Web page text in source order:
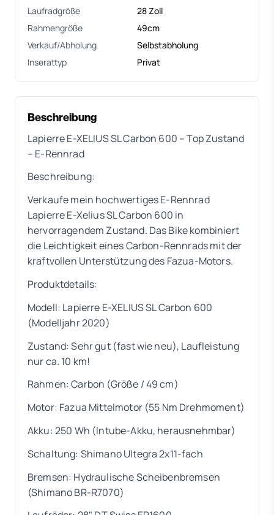
Laufradgröße
28 Zoll
Rahmengröße
49cm
Verkauf/Abholung
Selbstabholung
Inserattyp
Privat
Beschreibung
Lapierre E-XELIUS SL Carbon 600 – Top Zustand
– E-Rennrad
Beschreibung:
Verkaufe mein hochwertiges E-Rennrad
Lapierre E-Xelius SL Carbon 600 in
hervorragendem Zustand. Das Bike kombiniert
die Leichtigkeit eines Carbon-Rennrads mit der
kraftvollen Unterstützung des Fazua-Motors.
Produktdetails:
Modell: Lapierre E-XELIUS SL Carbon 600
(Modelljahr 2020)
Zustand: Sehr gut (fast wie neu), Laufleistung
nur ca. 10 km!
Rahmen: Carbon (Größe / 49 cm)
Motor: Fazua Mittelmotor (55 Nm Drehmoment)
Akku: 250 Wh (Intube-Akku, herausnehmbar)
Schaltung: Shimano Ultegra 2x11-fach
Bremsen: Hydraulische Scheibenbremsen
(Shimano BR-R7070)